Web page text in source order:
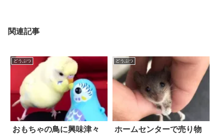
関連記事
どうぶつ
おもちゃの鳥に興味津々
どうぶつ
ホームセンターで売り物